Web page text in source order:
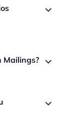
Mailings?